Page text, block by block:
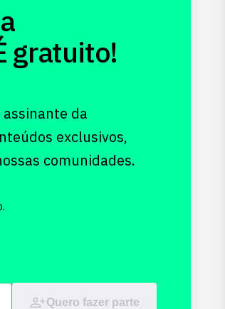
gratuito!
da
exclusivos,
comunidades.
Quero fazer parte